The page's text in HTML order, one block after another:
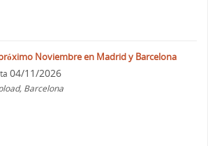
Noviembre en Madrid y Barcelona
04/11/2026
Barcelona